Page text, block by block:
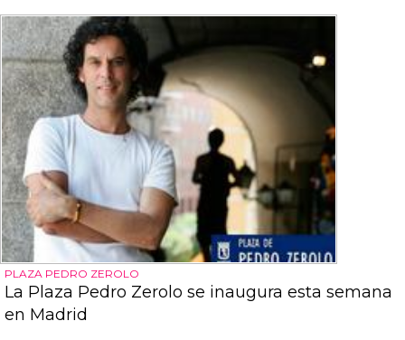
PLAZA PEDRO ZEROLO
La Plaza Pedro Zerolo se inaugura esta semana
en Madrid